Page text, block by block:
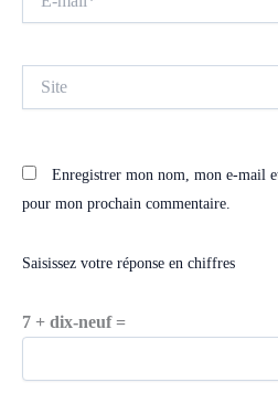
mail*
Enregistrer mon nom, mon e-mail
pour mon prochain commentaire.
Saisissez votre réponse en chiffres
7 + dix-neuf =